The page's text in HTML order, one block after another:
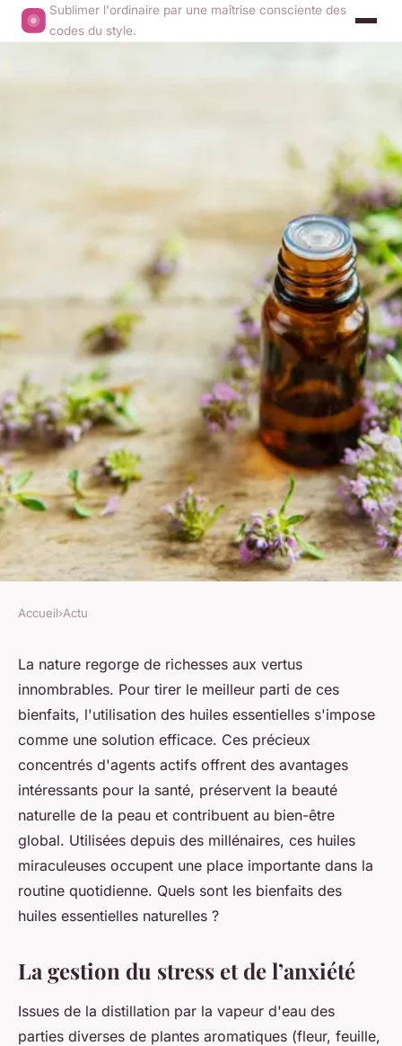
Sublimer l'ordinaire par une maîtrise consciente des
codes du style.
Quels sont les bienfaits des
huiles essentielles naturelles ?
mélissa• 18 décembre 2023•3 min de lecture
Accueil›Actu
La nature regorge de richesses aux vertus
innombrables. Pour tirer le meilleur parti de ces
bienfaits, l'utilisation des huiles essentielles s'impose
comme une solution efficace. Ces précieux
concentrés d'agents actifs offrent des avantages
intéressants pour la santé, préservent la beauté
naturelle de la peau et contribuent au bien-être
global. Utilisées depuis des millénaires, ces huiles
miraculeuses occupent une place importante dans la
routine quotidienne. Quels sont les bienfaits des
huiles essentielles naturelles ?
La gestion du stress et de l’anxiété
Issues de la distillation par la vapeur d'eau des
parties diverses de plantes aromatiques (fleur, feuille,